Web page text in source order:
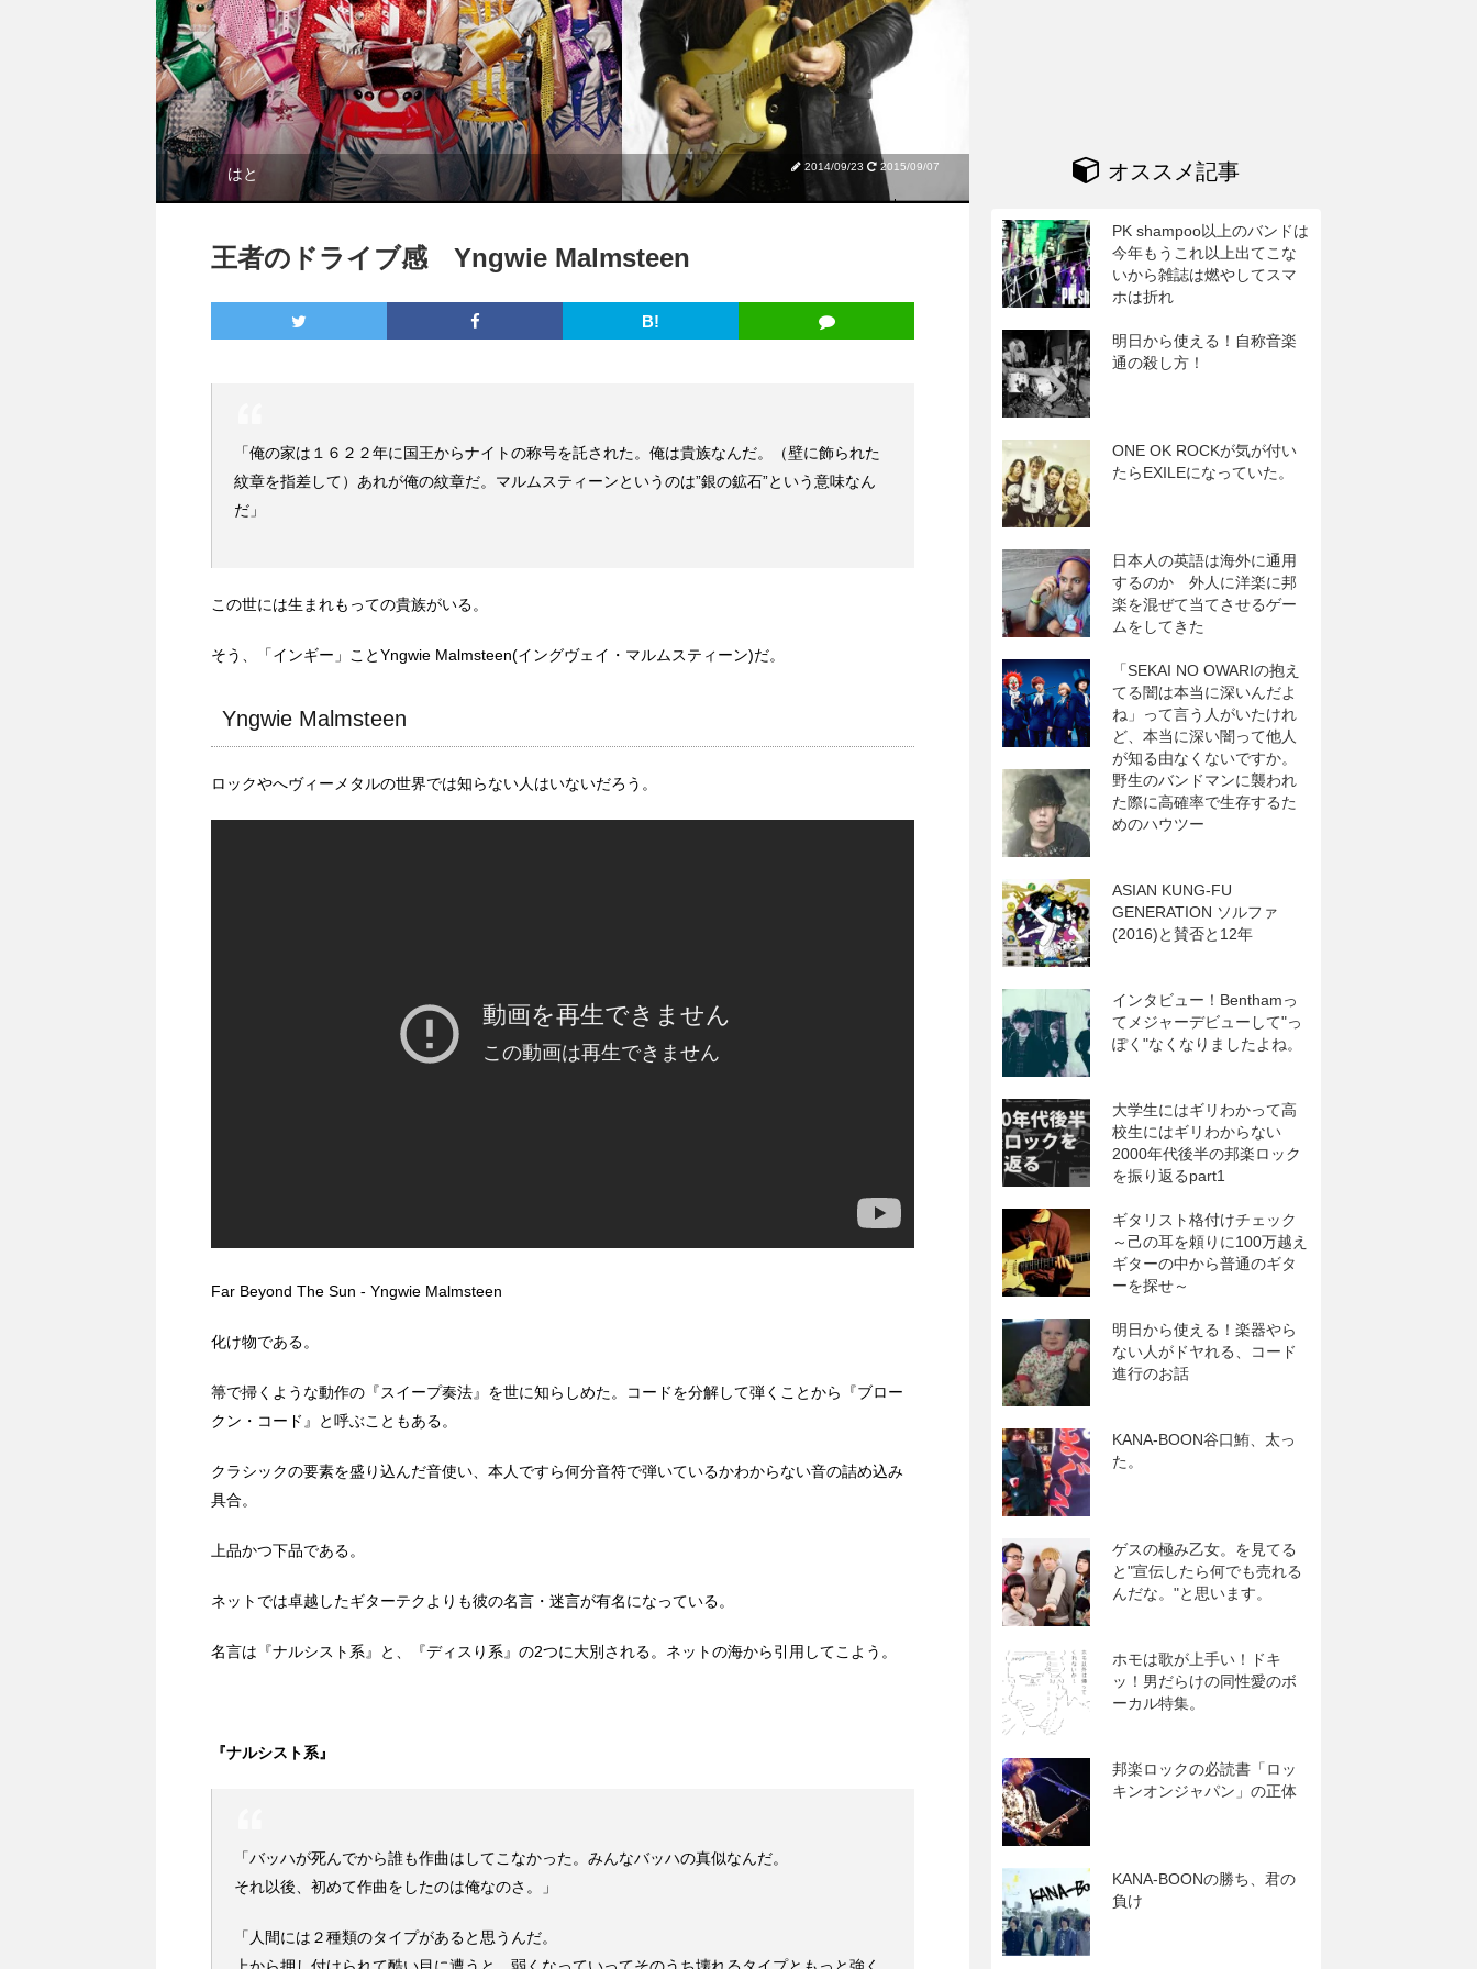
はと 2014/09/23 2015/09/07
王者のドライブ感 Yngwie Malmsteen
B!
「俺の家は１６２２年に国王からナイトの称号を託された。俺は貴族なんだ。（壁に飾られた
紋章を指差して）あれが俺の紋章だ。マルムスティーンというのは”銀の鉱石”という意味なん
だ」
この世には生まれもっての貴族がいる。
そう、「インギー」ことYngwie Malmsteen(イングヴェイ・マルムスティーン)だ。
Yngwie Malmsteen
ロックやへヴィーメタルの世界では知らない人はいないだろう。
Far Beyond The Sun - Yngwie Malmsteen
化け物である。
箒で掃くような動作の『スイープ奏法』を世に知らしめた。コードを分解して弾くことから『ブロー
クン・コード』と呼ぶこともある。
クラシックの要素を盛り込んだ音使い、本人ですら何分音符で弾いているかわからない音の詰め込み
具合。
上品かつ下品である。
ネットでは卓越したギターテクよりも彼の名言・迷言が有名になっている。
名言は『ナルシスト系』と、『ディスり系』の2つに大別される。ネットの海から引用してこよう。
『ナルシスト系』
「バッハが死んでから誰も作曲はしてこなかった。みんなバッハの真似なんだ。
それ以後、初めて作曲をしたのは俺なのさ。」
「人間には２種類のタイプがあると思うんだ。
オススメ記事
PK shampoo以上のバンドは
今年もうこれ以上出てこな
いから雑誌は燃やしてスマ
ホは折れ
明日から使える！自称音楽
通の殺し方！
ONE OK ROCKが気が付い
たらEXILEになっていた。
日本人の英語は海外に通用
するのか 外人に洋楽に邦
楽を混ぜて当てさせるゲー
ムをしてきた
「SEKAI NO OWARIの抱え
てる闇は本当に深いんだよ
ね」って言う人がいたけれ
ど、本当に深い闇って他人
が知る由なくないですか。
野生のバンドマンに襲われ
た際に高確率で生存するた
めのハウツー
ASIAN KUNG-FU
GENERATION ソルファ
(2016)と賛否と12年
インタビュー！Benthamっ
てメジャーデビューして"っ
ぽく"なくなりましたよね。
大学生にはギリわかって高
校生にはギリわからない
2000年代後半の邦楽ロック
を振り返るpart1
ギタリスト格付けチェック
～己の耳を頼りに100万越え
ギターの中から普通のギタ
ーを探せ～
明日から使える！楽器やら
ない人がドヤれる、コード
進行のお話
KANA-BOON谷口鮪、太っ
た。
ゲスの極み乙女。を見てる
と"宣伝したら何でも売れる
んだな。"と思います。
ホモは歌が上手い！ドキ
ッ！男だらけの同性愛のボ
ーカル特集。
邦楽ロックの必読書「ロッ
キンオンジャパン」の正体
KANA-BOONの勝ち、君の
負け